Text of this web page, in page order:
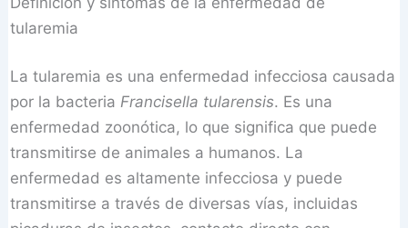
tularemia
La tularemia es una enfermedad infecciosa causada
por la bacteriaFrancisella tularensis. Es una
enfermedad zoonótica, lo que significa que puede
transmitirse de animales a humanos. La
enfermedad es altamente infecciosa y puede
transmitirse a través de diversas vías, incluidas